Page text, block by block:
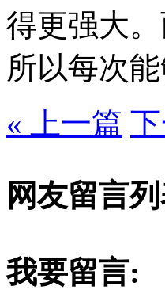
得更强大
所以每次
« 上一篇
网友留言
我要留言: